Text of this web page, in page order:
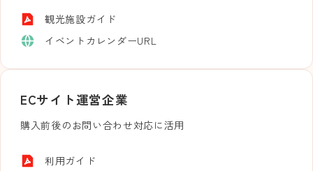
観光施設ガイド
イベントカレンダーURL
ECサイト運営企業
購入前後のお問い合わせ対応に活用
利用ガイド